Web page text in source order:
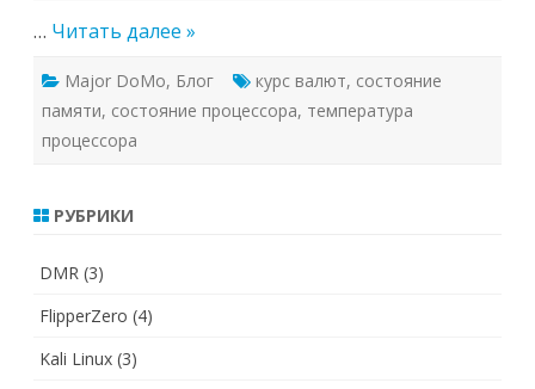
… Читать далее »
Major DoMo, Блог курс валют, состояние
памяти, состояние процессора, температура
процессора
РУБРИКИ
DMR (3)
FlipperZero (4)
Kali Linux (3)